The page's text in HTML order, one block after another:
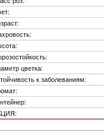
цветка:
к заболеваниям: